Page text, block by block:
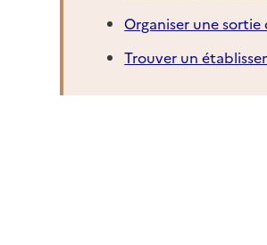
Organiser une
Trouver un